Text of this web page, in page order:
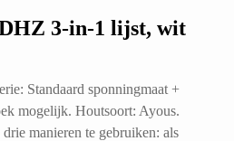
3-in-1 lijst, wit
Standaard sponningmaat +
mogelijk. Houtsoort: Ayous.
manieren te gebruiken: als